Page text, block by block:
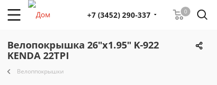
0
+7 (3452) 290-337
Велопокрышка 26"х1.95" K-922
KENDA 22TPI
Велоппокрышки